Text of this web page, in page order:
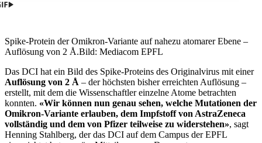
Spike-Protein der Omikron-Variante auf nahezu atomarer Ebene –
Auflösung von 2 Å.Bild: Mediacom EPFL
Das DCI hat ein Bild des Spike-Proteins des Originalvirus mit einer
Auflösung von 2 Å – der höchsten bisher erreichten Auflösung –
erstellt, mit dem die Wissenschaftler einzelne Atome betrachten
konnten. «Wir können nun genau sehen, welche Mutationen der
Omikron-Variante erlauben, dem Impfstoff von AstraZeneca
vollständig und dem von Pfizer teilweise zu widerstehen», sagt
Henning Stahlberg, der das DCI auf dem Campus der EPFL